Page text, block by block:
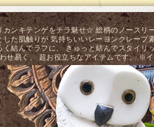
ンキテンゲをチラ魅せ☆ 総柄のノース
た肌触りが 気持ちいいレーヨンクレー
結んでラフに、 きゅっと結んでスタイ
せ易く、 超お役立ちなアイテムです。 ※
梟『梟』通販 エスニック/ア